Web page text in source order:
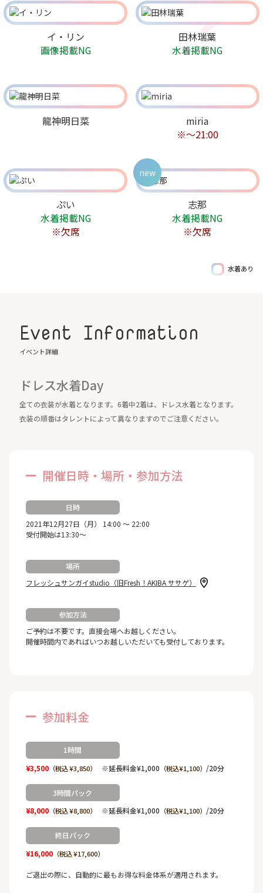
イ・リン
画像掲載NG
田林瑞葉
水着掲載NG
龍神明日菜
miria
※〜21:00
ぷい
水着掲載NG
※欠席
志那
水着掲載NG
※欠席
new
水着あり
Event Information
イベント詳細
ドレス水着Day
全ての衣装が水着となります。6着中2着は、ドレス水着となります。
衣装の順番はタレントによって異なりますのでご注意ください。
開催日時・場所・参加方法
日時
2021年12月27日（月） 14:00 ～ 22:00
受付開始は13:30～
場所
フレッシュサンガイstudio（旧Fresh！AKIBA ササゲ）
参加方法
ご予約は不要です。直接会場へお越しください。
開催時間内であればいつお越しいただいても受付しております。
参加料金
1時間
¥3,500（税込 ¥3,850） ※延長料金¥1,000 （税込¥1,100） /20分
3時間パック
¥8,000（税込 ¥8,800） ※延長料金¥1,000 （税込¥1,100） /20分
終日パック
¥16,000（税込 ¥17,600）
ご退出の際に、自動的に最もお得な料金体系が適用されます。